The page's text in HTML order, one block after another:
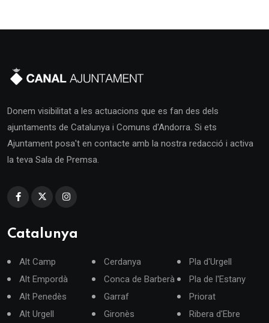
Donem visibilitat a les actuacions que es fan des dels
ajuntaments de Catalunya i Comuns d'Andorra. Si ets
Ajuntament posa't en contacte amb la nostra redacció i activa
la teva Sala de Premsa.
Catalunya
Alt Camp
Alt Empordà
Alt Penedès
Alt Urgell
Cerdanya
Conca de Barberà
Garraf
Gironès
Pla d'Urgell
Pla de l'Estany
Priorat
Ribera d'Ebre